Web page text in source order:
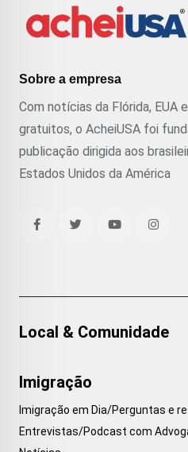
Sobre a empresa
Com notícias da Flórida, EUA
gratuitos, o AcheiUSA foi
publicação dirigida aos
Estados Unidos da América
Local & Comunidade
Imigração
Imigração em Dia/Perguntas e
Entrevistas/Podcast com